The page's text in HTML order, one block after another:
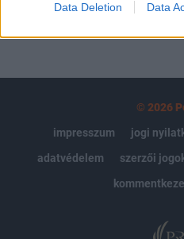
Data Deletion Data
© 2026
impresszum
jogi
adatvédelem
szerzői